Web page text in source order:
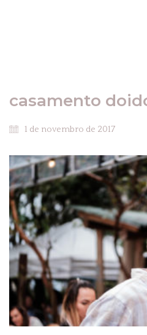
casamento
1 de novembro de 2017